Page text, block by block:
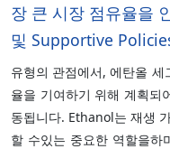
장 큰 시장 점유율을
및 Supportive
유형의 관점에서, 에탄올
율을 기여하기 위해 계획되
동됩니다. Ethanol는 재생
할 수있는 중요한 역할을하